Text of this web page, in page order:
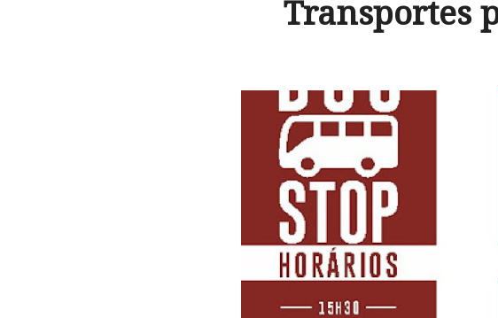
Transportes